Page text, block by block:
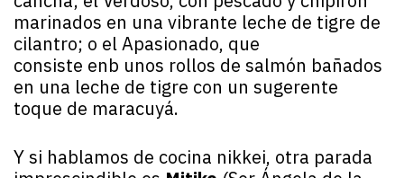
marinados en una vibrante leche de tigre de
cilantro; o el Apasionado, que
consiste enb unos rollos de salmón bañados
en una leche de tigre con un sugerente
toque de maracuyá.
Y si hablamos de cocina nikkei, otra parada